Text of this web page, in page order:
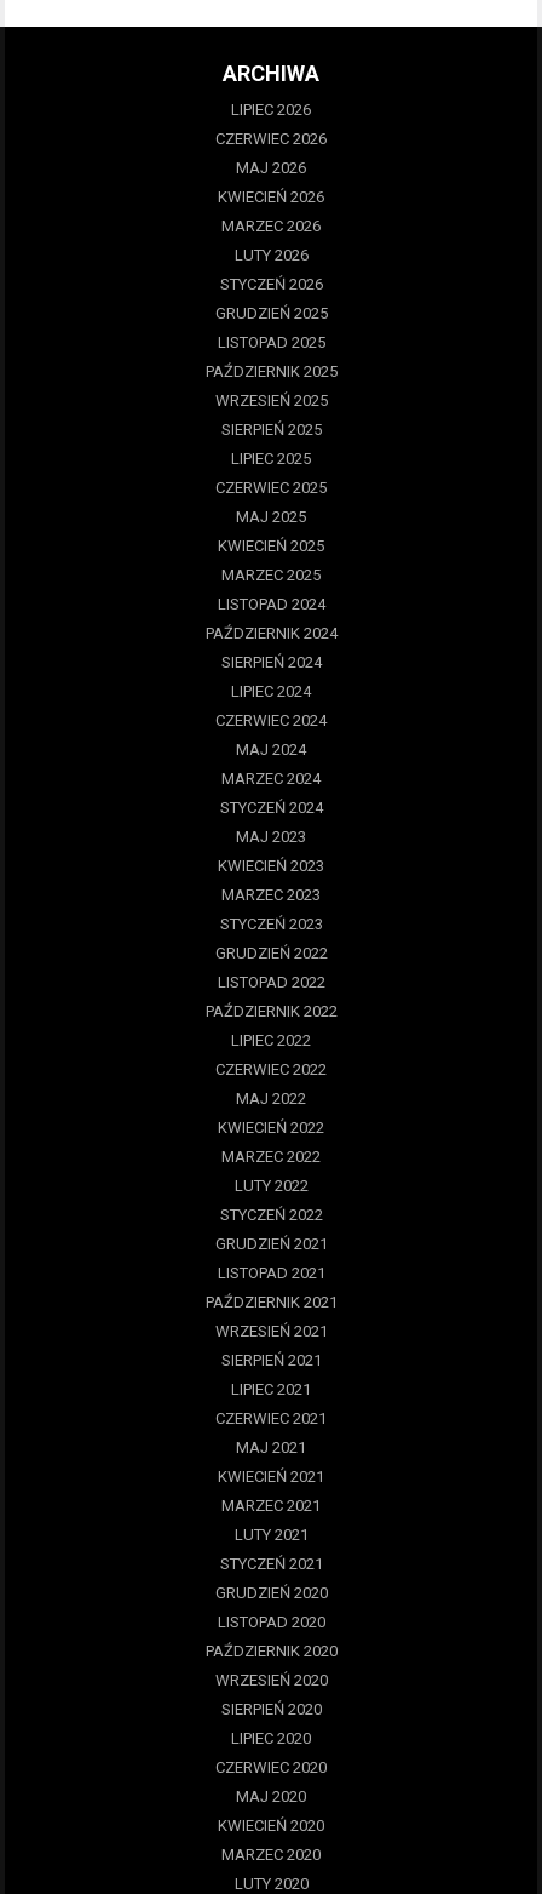
ARCHIWA
LIPIEC 2026
CZERWIEC 2026
MAJ 2026
KWIECIEŃ 2026
MARZEC 2026
LUTY 2026
STYCZEŃ 2026
GRUDZIEŃ 2025
LISTOPAD 2025
PAŹDZIERNIK 2025
WRZESIEŃ 2025
SIERPIEŃ 2025
LIPIEC 2025
CZERWIEC 2025
MAJ 2025
KWIECIEŃ 2025
MARZEC 2025
LISTOPAD 2024
PAŹDZIERNIK 2024
SIERPIEŃ 2024
LIPIEC 2024
CZERWIEC 2024
MAJ 2024
MARZEC 2024
STYCZEŃ 2024
MAJ 2023
KWIECIEŃ 2023
MARZEC 2023
STYCZEŃ 2023
GRUDZIEŃ 2022
LISTOPAD 2022
PAŹDZIERNIK 2022
LIPIEC 2022
CZERWIEC 2022
MAJ 2022
KWIECIEŃ 2022
MARZEC 2022
LUTY 2022
STYCZEŃ 2022
GRUDZIEŃ 2021
LISTOPAD 2021
PAŹDZIERNIK 2021
WRZESIEŃ 2021
SIERPIEŃ 2021
LIPIEC 2021
CZERWIEC 2021
MAJ 2021
KWIECIEŃ 2021
MARZEC 2021
LUTY 2021
STYCZEŃ 2021
GRUDZIEŃ 2020
LISTOPAD 2020
PAŹDZIERNIK 2020
WRZESIEŃ 2020
SIERPIEŃ 2020
LIPIEC 2020
CZERWIEC 2020
MAJ 2020
KWIECIEŃ 2020
MARZEC 2020
LUTY 2020